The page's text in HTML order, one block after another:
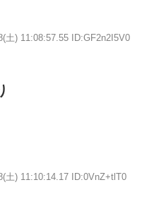
土) 11:08:57.55 ID:GF2n2I5V0
土) 11:10:14.17 ID:0VnZ+tlT0